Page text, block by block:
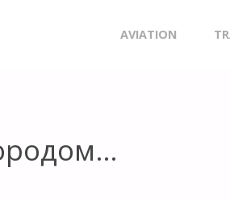
AVIATION